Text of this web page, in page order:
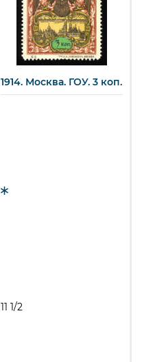
1914. Москва. ГОУ. 3 коп.
11 1/2